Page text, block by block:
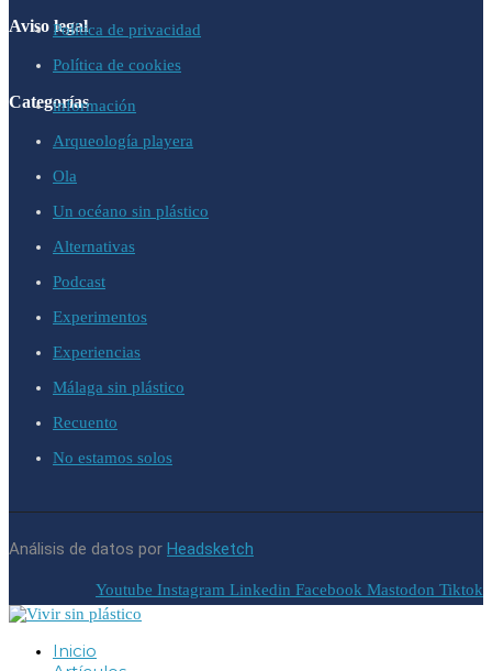
Aviso legalPolítica de privacidad
Política de cookies
Categoríasinformación
Arqueología playera
Ola
Un océano sin plástico
Alternativas
Podcast
Experimentos
Experiencias
Málaga sin plástico
Recuento
No estamos solos
Análisis de datos por Headsketch
Youtube Instagram Linkedin Facebook Mastodon Tiktok
Inicio